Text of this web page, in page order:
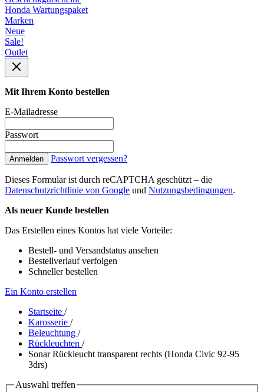
Honda Wartungspaket
Marken
Neue
Sale!
Outlet
Mit Ihrem Konto bestellen
E-Mailadresse
Passwort
Anmelden Passwort vergessen?
Dieses Formular ist durch reCAPTCHA geschützt – die
Datenschutzrichtlinie von Google und Nutzungsbedingungen.
Als neuer Kunde bestellen
Das Erstellen eines Kontos hat viele Vorteile:
Bestell- und Versandstatus ansehen
Bestellverlauf verfolgen
Schneller bestellen
Ein Konto erstellen
Startseite /
Karosserie /
Beleuchtung /
Rückleuchten /
Sonar Rückleucht transparent rechts (Honda Civic 92-95
3drs)
Auswahl treffen